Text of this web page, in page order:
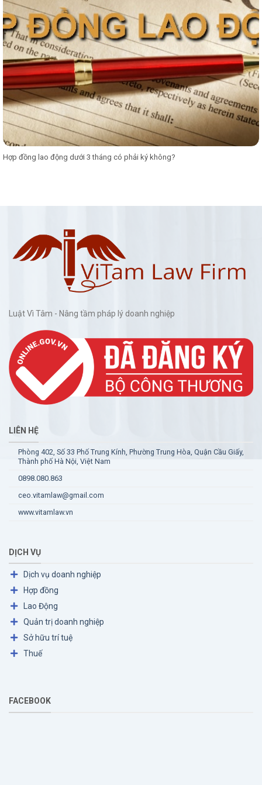
Hợp đồng lao động dưới 3 tháng có phải ký không?
Luật Vì Tâm - Nâng tầm pháp lý doanh nghiệp
LIÊN HỆ
Phòng 402, Số 33 Phố Trung Kính, Phường Trung Hòa, Quận Cầu Giấy,
Thành phố Hà Nội, Việt Nam
0898.080.863
ceo.vitamlaw@gmail.com
www.vitamlaw.vn
DỊCH VỤ
Dịch vụ doanh nghiệp
Hợp đồng
Lao Động
Quản trị doanh nghiệp
Sở hữu trí tuệ
Thuế
FACEBOOK